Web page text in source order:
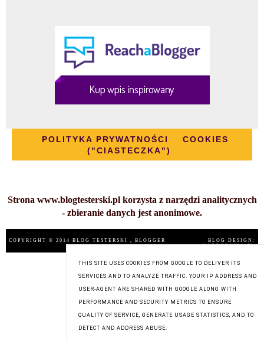
POLITYKA PRYWATNOŚCI
COOKIES
("CIASTECZKA")
Strona www.blogtesterski.pl korzysta z narzędzi analitycznych
- zbieranie danych jest anonimowe.
COPYRIGHT © 2014 BLOG TESTERSKI , BLOGGER
BLOG DESIGN:
KAROGRAFIA.PL
THIS SITE USES COOKIES FROM GOOGLE TO DELIVER ITS
SERVICES AND TO ANALYZE TRAFFIC. YOUR IP ADDRESS AND
USER-AGENT ARE SHARED WITH GOOGLE ALONG WITH
PERFORMANCE AND SECURITY METRICS TO ENSURE
QUALITY OF SERVICE, GENERATE USAGE STATISTICS, AND TO
DETECT AND ADDRESS ABUSE.